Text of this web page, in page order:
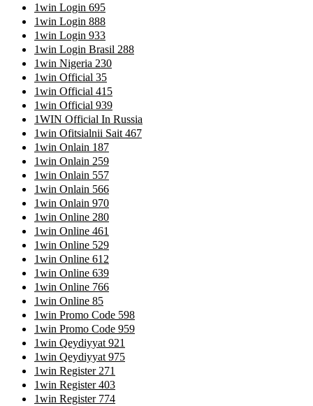
1win Login 695
1win Login 888
1win Login 933
1win Login Brasil 288
1win Nigeria 230
1win Official 35
1win Official 415
1win Official 939
1WIN Official In Russia
1win Ofitsialnii Sait 467
1win Onlain 187
1win Onlain 259
1win Onlain 557
1win Onlain 566
1win Onlain 970
1win Online 280
1win Online 461
1win Online 529
1win Online 612
1win Online 639
1win Online 766
1win Online 85
1win Promo Code 598
1win Promo Code 959
1win Qeydiyyat 921
1win Qeydiyyat 975
1win Register 271
1win Register 403
1win Register 774